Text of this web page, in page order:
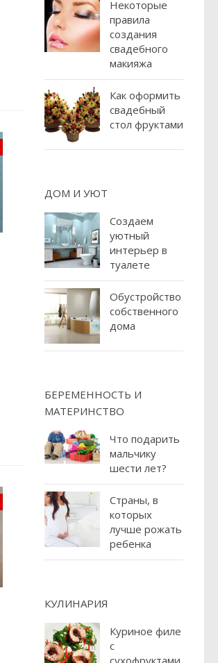
Некоторые
правила
создания
свадебного
макияжа
Как оформить
свадебный
стол фруктами
ДОМ И УЮТ
Создаем
уютный
интерьер в
туалете
Обустройство
собственного
дома
БЕРЕМЕННОСТЬ И
МАТЕРИНСТВО
Что подарить
мальчику
шести лет?
Страны, в
которых
лучше рожать
ребенка
КУЛИНАРИЯ
Куриное филе
с
сухофруктами